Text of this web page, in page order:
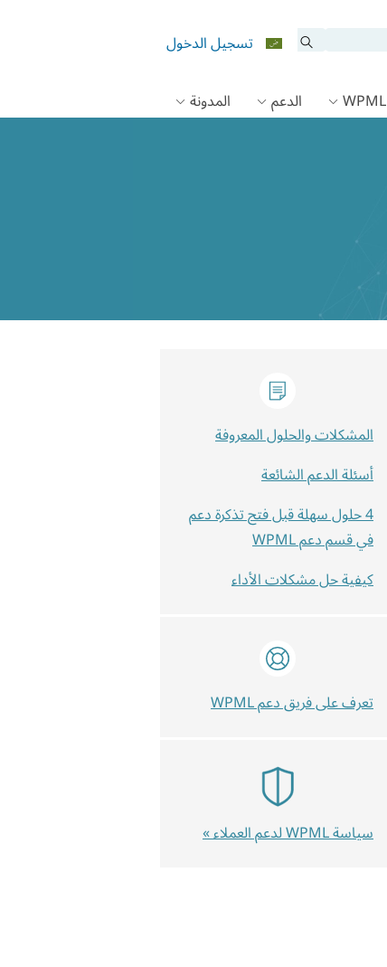
تسجيل الدخول
الدعم المدونة
المشكلات والحلول المعروفة
أسئلة الدعم الشائعة
4 حلول سهلة قبل فتح تذكرة دعم
في قسم دعم WPML
كيفية حل مشكلات الأداء
تعرف على فريق دعم WPML
سياسة WPML لدعم العملاء »